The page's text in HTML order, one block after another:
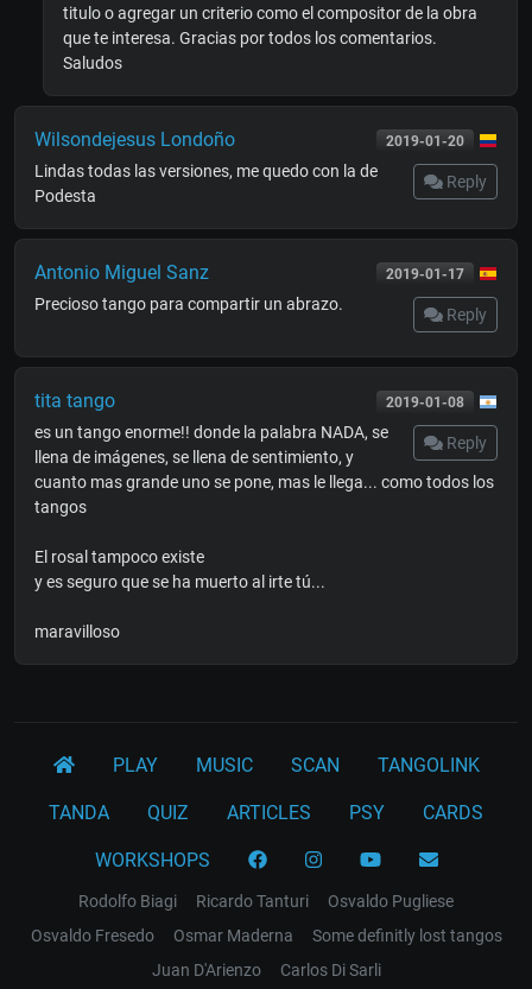
titulo o agregar un criterio como el compositor de la obra
que te interesa. Gracias por todos los comentarios.
Saludos
2019-01-20
Wilsondejesus Londoño
Reply
Lindas todas las versiones, me quedo con la de
Podesta
2019-01-17
Antonio Miguel Sanz
Reply
Precioso tango para compartir un abrazo.
2019-01-08
tita tango
Reply
es un tango enorme!! donde la palabra NADA, se
llena de imágenes, se llena de sentimiento, y
cuanto mas grande uno se pone, mas le llega... como todos los
tangos
El rosal tampoco existe
y es seguro que se ha muerto al irte tú...
maravilloso
PLAY MUSIC SCAN TANGOLINK
TANDA QUIZ ARTICLES PSY CARDS
WORKSHOPS
Rodolfo Biagi Ricardo Tanturi
Osvaldo Pugliese
Osvaldo Fresedo
Osmar Maderna
Some definitly lost tangos
Juan D'Arienzo
Carlos Di Sarli